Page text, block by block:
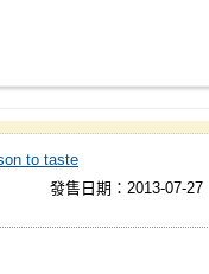
to taste
發售日期：2013-07-27